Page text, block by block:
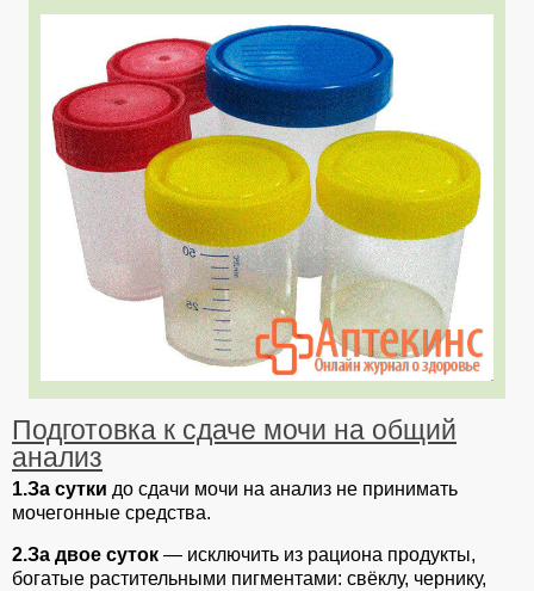
Подготовка к сдаче мочи на общий
анализ
1.За сутки до сдачи мочи на анализ не принимать
мочегонные средства.
2.За двое суток — исключить из рациона продукты,
богатые растительными пигментами: свёклу, чернику,